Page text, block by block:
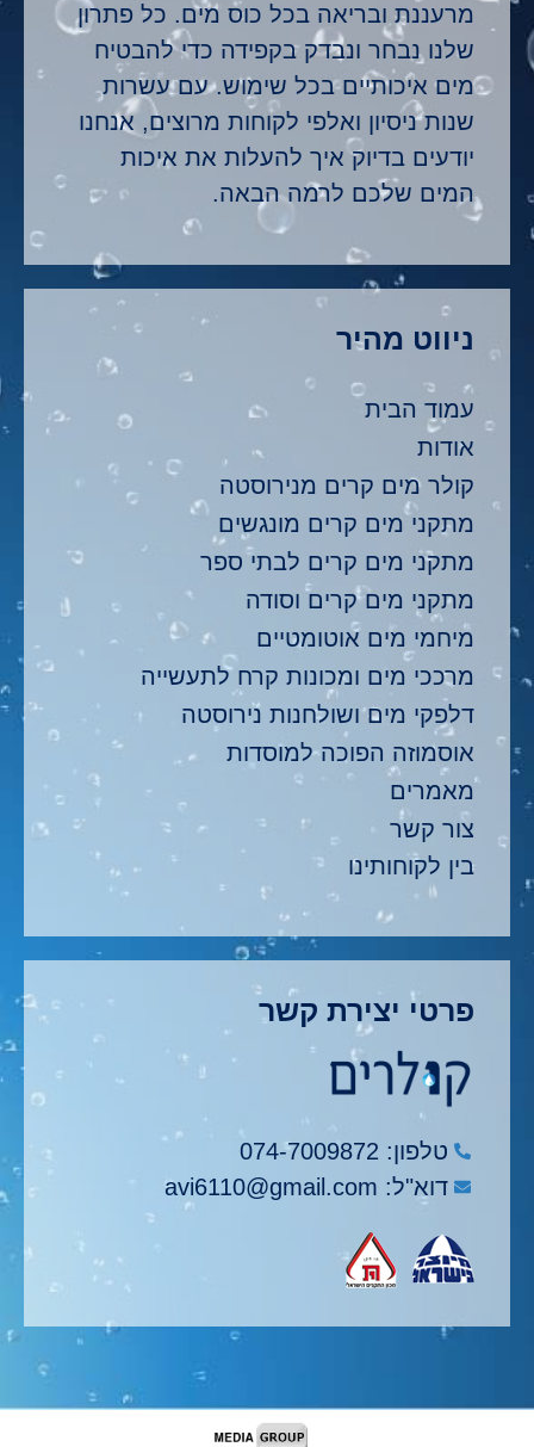
מרעננת ובריאה בכל כוס מים. כל פתרון
שלנו נבחר ונבדק בקפידה כדי להבטיח
מים איכותיים בכל שימוש. עם עשרות
שנות ניסיון ואלפי לקוחות מרוצים, אנחנו
יודעים בדיוק איך להעלות את איכות
המים שלכם לרמה הבאה.
ניווט מהיר
עמוד הבית
אודות
קולר מים קרים מנירוסטה
מתקני מים קרים מונגשים
מתקני מים קרים לבתי ספר
מתקני מים קרים וסודה
מיחמי מים אוטומטיים
מרככי מים ומכונות קרח לתעשייה
דלפקי מים ושולחנות נירוסטה
אוסמוזה הפוכה למוסדות
מאמרים
צור קשר
בין לקוחותינו
פרטי יצירת קשר
טלפון: 074-7009872
דוא"ל: avi6110@gmail.com